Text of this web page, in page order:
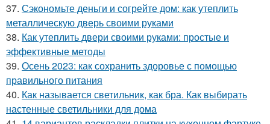
37. Сэкономьте деньги и согрейте дом: как утеплить
металлическую дверь своими руками
38. Как утеплить двери своими руками: простые и
эффективные методы
39. Осень 2023: как сохранить здоровье с помощью
правильного питания
40. Как называется светильник, как бра. Как выбирать
настенные светильники для дома